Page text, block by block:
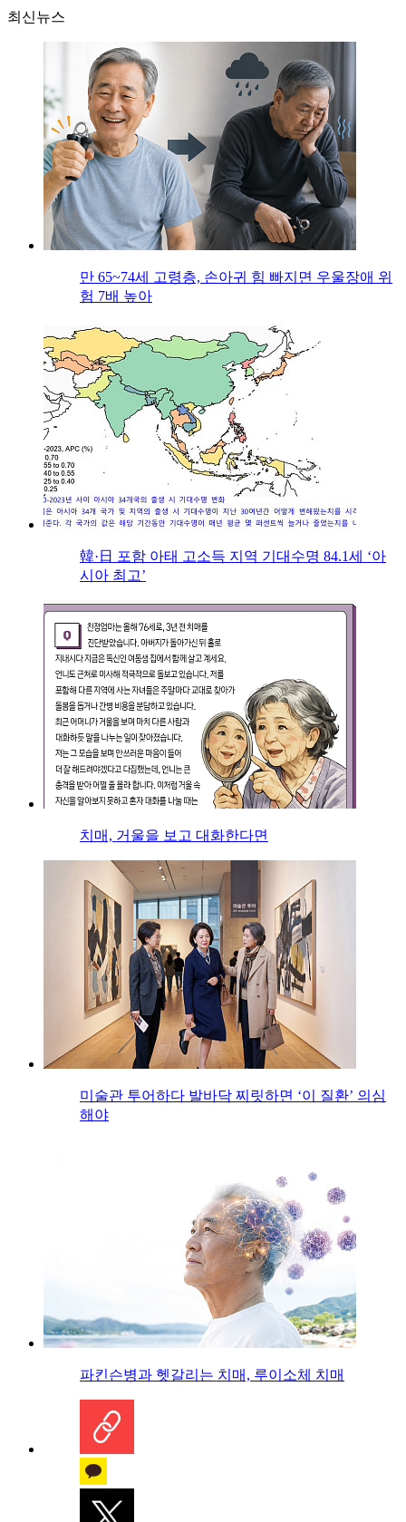
최신뉴스
만 65~74세 고령층, 손아귀 힘 빠지면 우울장애 위
험 7배 높아
韓·日 포함 아태 고소득 지역 기대수명 84.1세 ‘아
시아 최고’
치매, 거울을 보고 대화한다면
미술관 투어하다 발바닥 찌릿하면 ‘이 질환’ 의심
해야
파킨슨병과 헷갈리는 치매, 루이소체 치매